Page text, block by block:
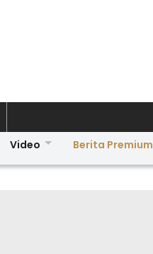
Video Berita Premium